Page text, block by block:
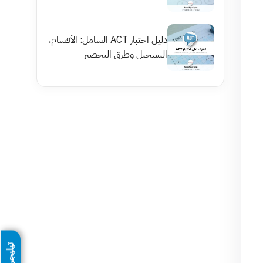
دليل اختبار ACT الشامل: الأقسام،
التسجيل وطرق التحضير